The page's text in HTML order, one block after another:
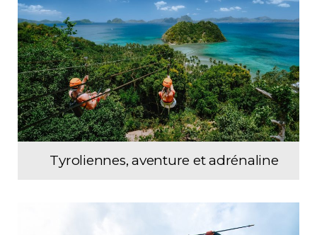
Tyroliennes, aventure et adrénaline